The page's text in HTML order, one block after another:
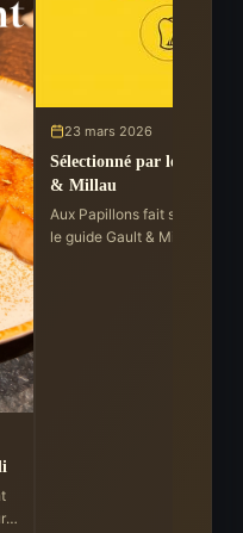
23 mars 2026
Sélectionné par le guide
& Millau
Aux Papillons fait son entrée
le guide Gault & Millau, avec